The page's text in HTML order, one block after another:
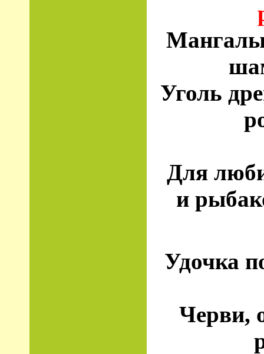
Уголь
Для
и
Удочка
Черви,